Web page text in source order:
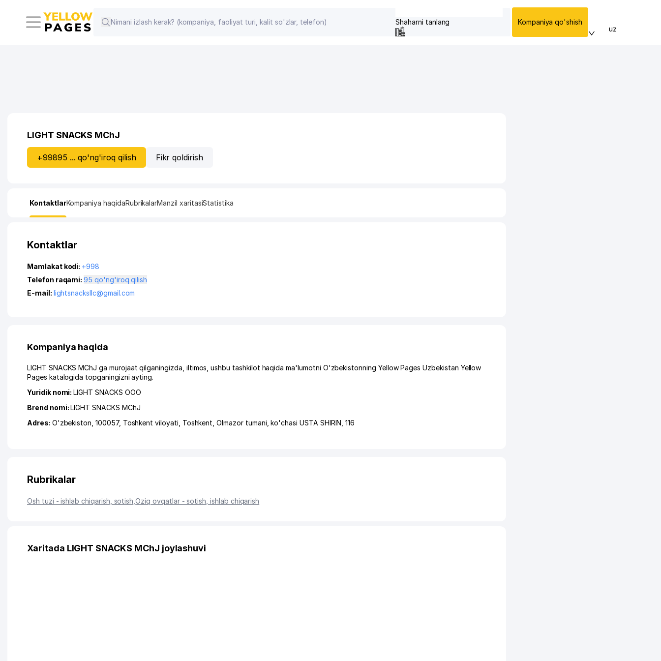
Shaharni tanlang Kompaniya qo'shish
uz
LIGHT SNACKS MChJ
+99895 ... qo'ng'iroq qilish Fikr qoldirish
KontaktlarKompaniya haqidaRubrikalarManzil xaritasiStatistika
Kontaktlar
Mamlakat kodi: +998
Telefon raqami:
95 qo'ng'iroq qilish
E-mail: lightsnacksllc@gmail.com
Kompaniya haqida
LIGHT SNACKS MChJ ga murojaat qilganingizda, iltimos, ushbu tashkilot haqida ma'lumotni O'zbekistonning Yellow Pages Uzbekistan Yellow
Pages katalogida topganingizni ayting.
Yuridik nomi:LIGHT SNACKS ООО
Brend nomi:LIGHT SNACKS MChJ
Adres: O'zbekiston, 100057, Toshkent viloyati Toshkent ,Olmazor tumani ,ko'chasi USTA SHIRIN , 116
Rubrikalar
Osh tuzi - ishlab chiqarish, sotish ,Oziq ovqatlar - sotish, ishlab chiqarish
Xaritada LIGHT SNACKS MChJ joylashuvi